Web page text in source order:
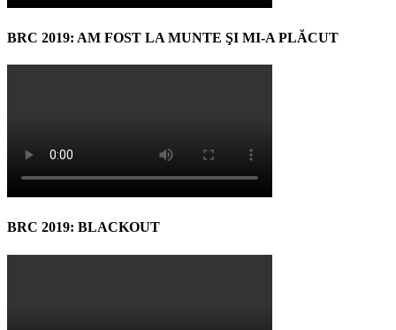
BRC 2019: AM FOST LA MUNTE ŞI MI-A PLĂCUT
BRC 2019: BLACKOUT